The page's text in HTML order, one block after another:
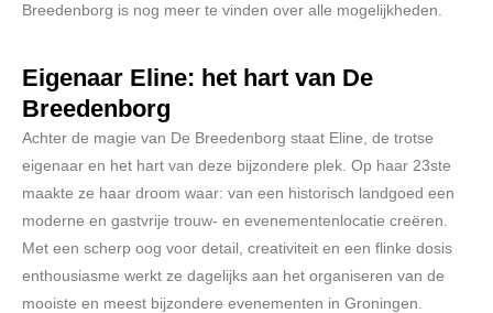
Breedenborg is nog meer te vinden over alle mogelijkheden.
Eigenaar Eline: het hart van De
Breedenborg
Achter de magie van De Breedenborg staat Eline, de trotse
eigenaar en het hart van deze bijzondere plek. Op haar 23ste
maakte ze haar droom waar: van een historisch landgoed een
moderne en gastvrije trouw- en evenementenlocatie creëren.
Met een scherp oog voor detail, creativiteit en een flinke dosis
enthousiasme werkt ze dagelijks aan het organiseren van de
mooiste en meest bijzondere evenementen in Groningen.